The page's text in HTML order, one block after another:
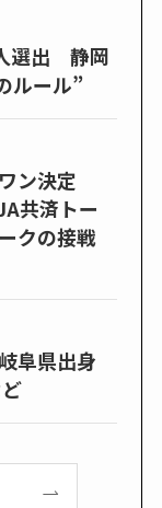
選出 静岡
ルール”
ン決定
共済トー
クの接戦
阜県出身